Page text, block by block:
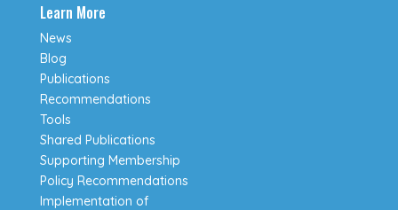
Learn More
News
Blog
Publications
Recommendations
Tools
Shared Publications
Supporting Membership
Policy Recommendations
Implementation of